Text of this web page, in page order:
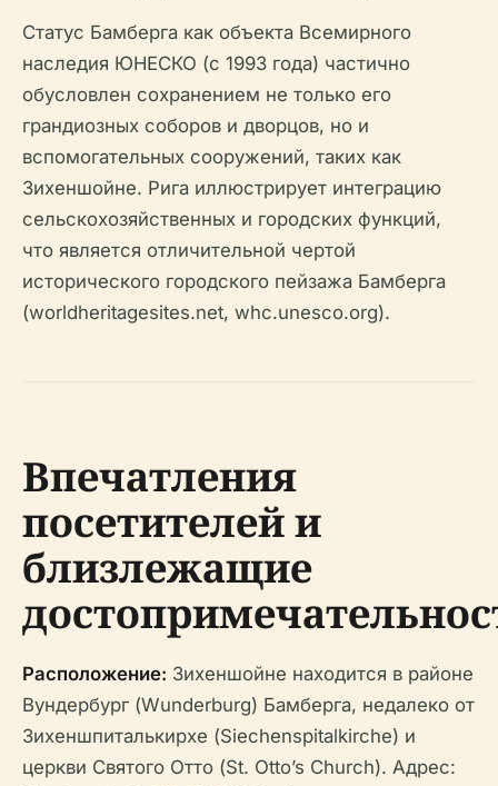
Статус Бамберга как объекта Всемирного
наследия ЮНЕСКО (с 1993 года) частично
обусловлен сохранением не только его
грандиозных соборов и дворцов, но и
вспомогательных сооружений, таких как
Зихеншойне. Рига иллюстрирует интеграцию
сельскохозяйственных и городских функций,
что является отличительной чертой
исторического городского пейзажа Бамберга
(worldheritagesites.net, whc.unesco.org).
Впечатления
посетителей и
близлежащие
Расположение: Зихеншойне находится в районе
Вундербург (Wunderburg) Бамберга, недалеко от
Зихеншпиталькирхе (Siechenspitalkirche) и
церкви Святого Отто (St. Otto’s Church). Адрес: